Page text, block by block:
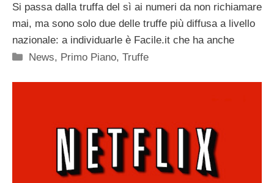
Si passa dalla truffa del sì ai numeri da non richiamare
mai, ma sono solo due delle truffe più diffusa a livello
nazionale: a individuarle è Facile.it che ha anche
Categorie
News, Primo Piano,Truffe